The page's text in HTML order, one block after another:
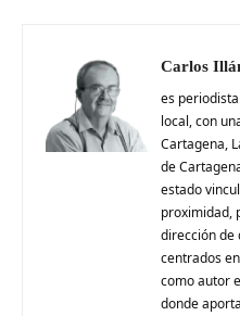
Carlos
es
local, con
Cartagena,
de
estado
proximidad,
dirección de
centrados
como autor
donde